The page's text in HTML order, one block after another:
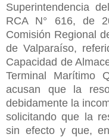
Superintendencia
RCA N° 616, de
Comisión Regional
de Valparaíso,
Capacidad de
Terminal Marítimo
acusan que la
debidamente la
solicitando que la
sin efecto y que,